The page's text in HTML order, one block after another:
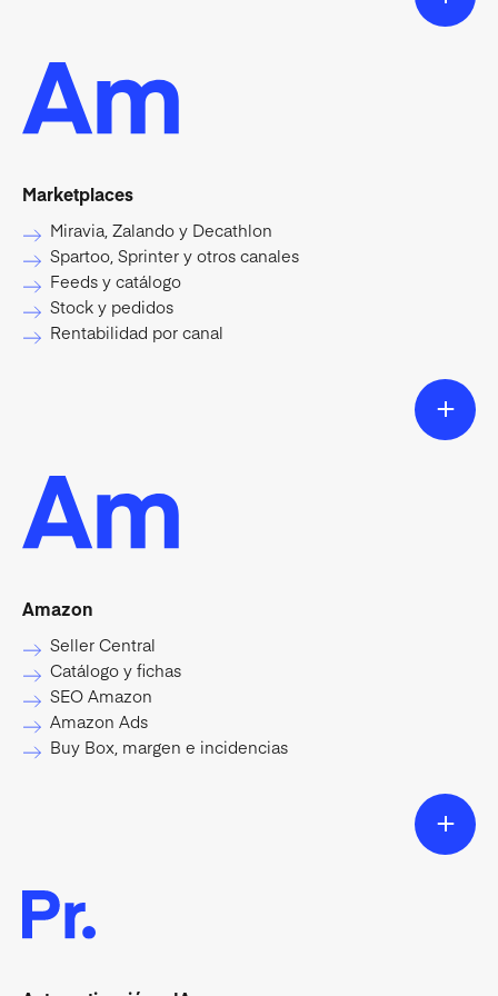
Marketplaces
Miravia, Zalando y Decathlon
Spartoo, Sprinter y otros canales
Feeds y catálogo
Stock y pedidos
Rentabilidad por canal
Amazon
Seller Central
Catálogo y fichas
SEO Amazon
Amazon Ads
Buy Box, margen e incidencias